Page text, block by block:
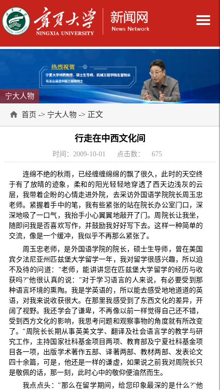
宁大人物
首页 -> 宁大人物 -> 正文
行走在中西文化间
时间：2009-10-01 点击数： 675
连绵不绝的秋雨，已经缠缠绵绵的飘了很久，此时的天空终
于有了放晴的迹象，柔和的阳光轻轻地穿透了西天边浅灰的云
层，我带着企盼的心情走进外院，去采访外国语学院院长周玉忠
老师。紧握着手中的笔，我有些紧张的站在院长办公室门口，深
深地吸了一口气，我抬手小心翼翼地敲开了门。周院长让我坐，
随即问我是否喜欢写作，并鼓励我好好写下去。这样一种简单的
交流，像是一个缓冲，我似乎不再那么紧张了。
周玉忠老师，是外国语学院的院长，硕士生导师，曾在美国
宾夕法尼亚州匹兹堡大学留学一年，我对留学很感兴趣，所以迫
不及待的问道："老师，能讲讲您在匹兹堡大学留学的经历与收
获吗?"他很认真的说："对于学习语言的人来说，有必要受到那
种语言坏境的熏陶。我是学英语的，所以能去感受地地道道的英
语，对我来说收获很大。在那里我感受到了东西文化的差异，开
阔了视野。我还学会了谦卑，不再像以前一样觉得自己还不错，
受到西方文化的影响，我思考问题和观察事物的角度就有所改变
了。"周院长长期从事英美文学、翻译及社会语言学的教学与研
究工作，主持国家社科基金项目两项、教育部及宁夏社科基金项
目各一项，出版学术著作五部、译著两部、教材两部、发表论文
四十余篇，可是，他还是一样的谦虚，如果说之前我对周院长只
是敬佩的话，那一刻，此时心中的敬仰便油然而生。
我点点头："那么在留学期间，给您印象最深的是什么?"他